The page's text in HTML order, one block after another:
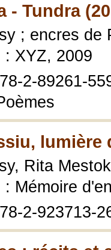
- Tundra
; encres de
: XYZ, 2009
2-89261-
lumière
Rita
: Mémoire
2-923713-